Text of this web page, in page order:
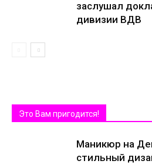
заслушал
дивизии ВДВ
Это Вам пригодится!
Маникюр на
стильный